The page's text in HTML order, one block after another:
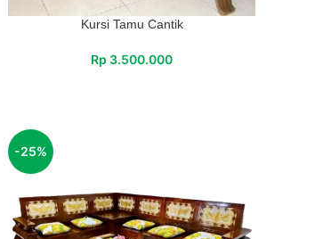
Kursi Tamu Cantik
Rp 3.500.000
-25%